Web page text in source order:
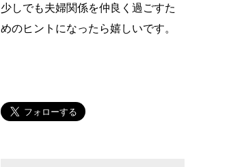
少しでも夫婦関係を仲良く過ごすた
めのヒントになったら嬉しいです。